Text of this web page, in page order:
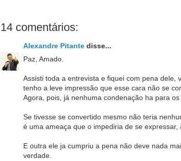
14 comentários:
Alexandre Pitantedisse...
Paz, Amado.
Assisti toda a entrevista e fiquei com pena dele,
tenho a leve impressão que esse cara não se
Agora, pois, já nenhuma condenação ha para
Se tivesse se convertido mesmo não teria
é uma ameaça que o impediria de se expressar,
E outra ele ja cumpriu a pena não deve nada
verdade.